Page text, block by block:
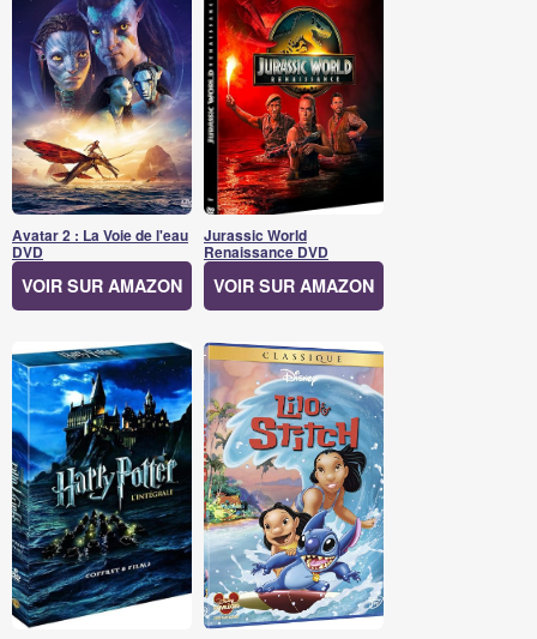
Avatar 2 : La Voie de l'eau
DVD
VOIR SUR AMAZON
Jurassic World
Renaissance DVD
VOIR SUR AMAZON